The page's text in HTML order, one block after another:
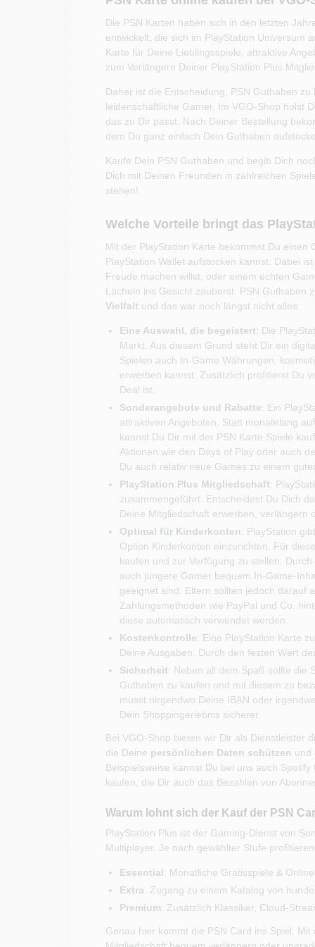
Die PSN Karten haben sich in den letzten
entwickelt, die sich im PlayStation Universum
Karte für Deine Lieblingsspiele, attraktive
zum Verlängern Deiner PlayStation Plus
Daher ist die Entscheidung, PSN Guthaben
leidenschaftliche Gamer. Im VGO-Shop holst
das zu Dir passt. Nach Deiner Bestellung
dem Du ganz einfach Dein Guthaben
Kaufe Dein PSN Guthaben und begib Dich
Dich mit Deinen Freunden in zahlreichen
stehen!
Welche Vorteile bringt das
Mit der PlayStation Karte bekommst Du einen
PlayStation Wallet aufstocken kannst. Dabei
Freude machen willst, oder einem echten
Lächeln ins Gesicht zauberst. PSN Guthaben
Vielfalt und das war noch längst nicht alles:
Eine Auswahl, die begeistert: Die
Markt. Aus diesem Grund steht Dir ein
Spielen auch In-Game Währungen,
erwerben kannst. Zusätzlich profitierst Du
Deal ist.
Sonderangebote und Rabatte: Ein
attraktiven Angeboten. Statt monatelang
kannst Du Dir mit der PSN Karte Spiele
Aktionen wie den Days of Play oder auch
Du auch relativ neue Games zu einem
PlayStation Plus Mitgliedschaft:
zusammengeführt. Entscheidest Du Dich
Deine Mitgliedschaft erwerben, verlängern
Optimal für Kinderkonten: PlayStation
Option Kinderkonten einzurichten. Für
kaufen und zur Verfügung zu stellen.
auch jüngere Gamer bequem In-Game-
geeignet sind. Eltern sollten jedoch darauf
Zahlungsmethoden wie PayPal und Co.
diese automatisch verwendet werden.
Kostenkontrolle: Eine PlayStation Karte
Deine Ausgaben. Durch den festen Wert
Sicherheit: Neben all dem Spaß sollte die
Guthaben zu kaufen und mit diesem zu
musst nirgendwo Deine IBAN oder
Dein Shoppingerlebnis sicherer.
Bei VGO-Shop bieten wir Dir als Dienstleister
die Deine persönlichen Daten schützen und
Beispielsweise kannst Du bei uns auch
kaufen, die Dir auch das Bezahlen von
Warum lohnt sich der Kauf der PSN
PlayStation Plus ist der Gaming-Dienst von
Multiplayer. Je nach gewählter Stufe
Essential: Monatliche Gratisspiele &
Extra: Zugang zu einem Katalog von
Premium: Zusätzlich Klassiker, Cloud-
Genau hier kommt die PSN Card ins Spiel: